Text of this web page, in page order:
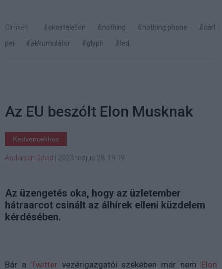
Címkék: #okostelefon #nothing #nothing phone
#carl
pei
#akkumulátor #glyph #led
Az EU beszólt Elon Musknak
Kedvencekhez
Andersen Dávid 2023 május 28. 19:19
Az üzengetés oka, hogy az üzletember
hátraarcot csinált az álhírek elleni küzdelem
kérdésében.
Bár a Twitter vezérigazgatói székében már nem Elon